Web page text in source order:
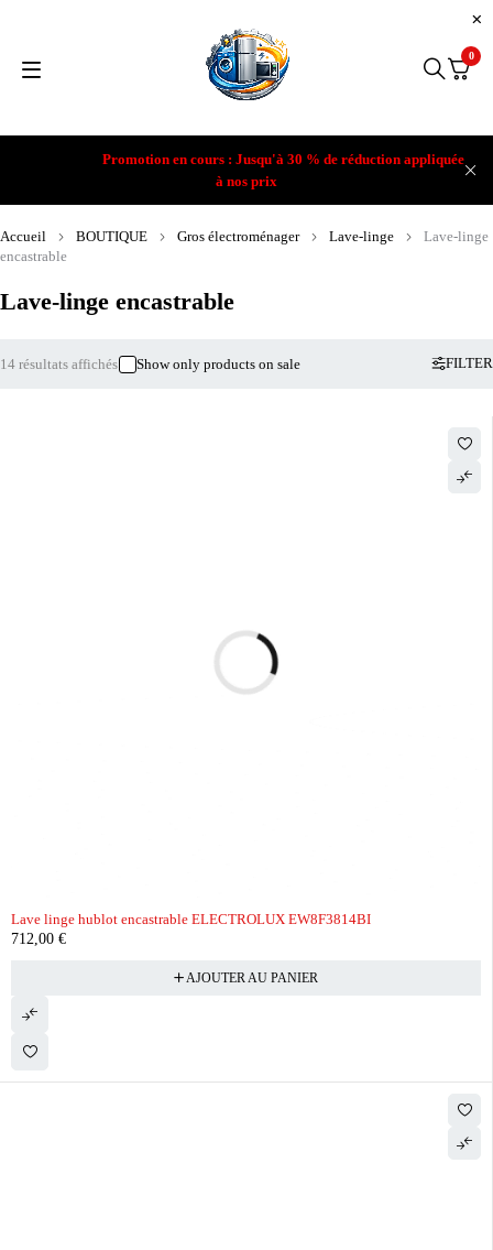
Promotion en cours : Jusqu'à 30 % de réduction appliquée
à nos prix
0
Lave-linge encastrable
Accueil BOUTIQUE Gros électroménager Lave-linge
Lave-linge
encastrable
FILTER
14 résultats affichés Show only products on sale
Lave linge hublot encastrable ELECTROLUX EW8F3814BI
712,00 €
AJOUTER AU PANIER